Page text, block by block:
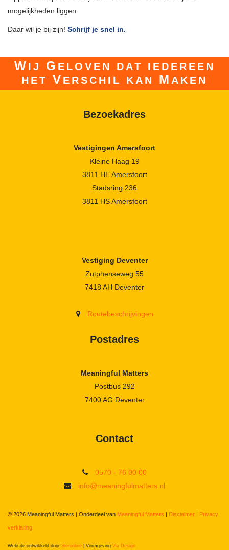
mogelijkheden liggen.
Daar wil je bij zijn! Schrijf je snel in.
W IJ G ELOVEN DAT IEDEREEN
HET V ERSCHIL KAN M AKEN
Bezoekadres
Vestigingen Amersfoort
Kleine Haag 19
3811 HE Amersfoort
Stadsring 236
3811 HS Amersfoort
Vestiging Deventer
Zutphenseweg 55
7418 AH Deventer
Routebeschrijvingen
Postadres
Meaningful Matters
Postbus 292
7400 AG Deventer
Contact
0570 - 76 00 00
info@meaningfulmatters.nl
© 2026 Meaningful Matters | Onderdeel van Meaningful Matters | Disclaimer | Privacy
verklaring
Website ontwikkeld door Sieronline Vormgeving Via Design